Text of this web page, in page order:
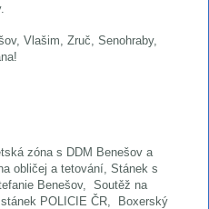
Vlašim, Zruč, Senohraby,
zóna s DDM Benešov a
obličej a tetování, Stánek s
Benešov, Soutěž na
POLICIE ČR, Boxerský